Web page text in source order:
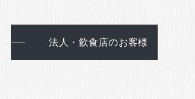
法人・飲食店のお客様